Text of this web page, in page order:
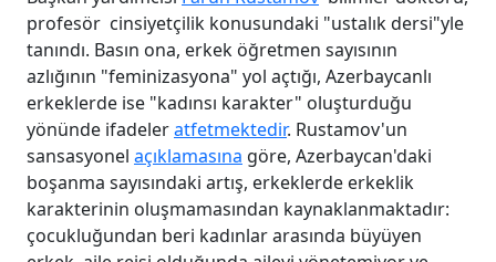
profesör cinsiyetçilik konusundaki "ustalık dersi"yle
tanındı. Basın ona, erkek öğretmen sayısının
azlığının "feminizasyona" yol açtığı, Azerbaycanlı
erkeklerde ise "kadınsı karakter" oluşturduğu
yönünde ifadeleratfetmektedir. Rustamov'un
sansasyonel açıklamasına göre, Azerbaycan'daki
boşanma sayısındaki artış, erkeklerde erkeklik
karakterinin oluşmamasından kaynaklanmaktadır:
çocukluğundan beri kadınlar arasında büyüyen